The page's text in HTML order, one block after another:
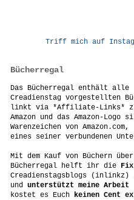
Triff mich auf
Bücherregal
Das Bücherregal enthält alle
Creadienstag vorgestellten
linkt via *Affiliate-Links* zu
Amazon und das Amazon-Logo
Warenzeichen von
eines seiner verbundenen
Mit dem Kauf von Büchern
Bücherregal helft ihr die
Creadienstagsblogs (inlinkz)
und unterstützt meine Arbeit
kostet es Euch keinen Cent